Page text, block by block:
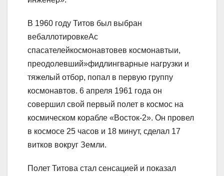
В 1960 году Титов был выбран
вебаллотировкеАс
спасателейкосмонавтовев космонавтыи,
преодолевший»фидлингварные нагрузки и
тяжелый отбор, попал в первую группу
космонавтов. 6 апреля 1961 года он
совершил свой первый полет в космос на
космическом корабле «Восток-2». Он провел
в космосе 25 часов и 18 минут, сделал 17
витков вокруг Земли.
Полет Титова стал сенсацией и показал